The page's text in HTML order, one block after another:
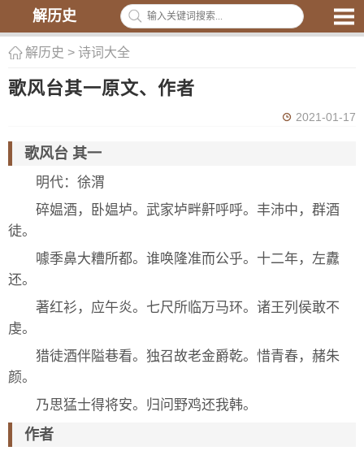
解历史
解历史 > 诗词大全
歌风台其一原文、作者
2021-01-17
歌风台 其一
明代：徐渭
碎媪酒，卧媪垆。武家垆畔鼾呼呼。丰沛中，群酒
徒。
噱季鼻大糟所都。谁唤隆准而公乎。十二年，左纛
还。
著红衫，应午炎。七尺所临万马环。诸王列侯敢不
虔。
猎徒酒伴隘巷看。独召故老金爵乾。惜青春，赭朱
颜。
乃思猛士得将安。归问野鸡还我韩。
作者